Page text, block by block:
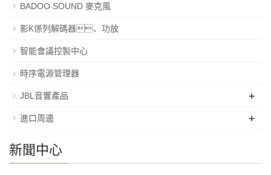
BADOO SOUND 麥克風
影K係列解碼器、功放
智能會議控製中心
時序電源管理器
JBL音響產品 +
進口周邊 +
新聞中心